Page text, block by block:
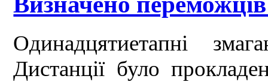
Одинадцятиетапні
Дистанції було